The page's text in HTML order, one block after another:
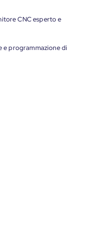
CNC esperto e
e programmazione di